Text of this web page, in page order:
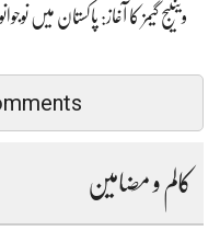
وینٹیج گیمز کا آغاز: پاکستان میں
کالم و مضامین